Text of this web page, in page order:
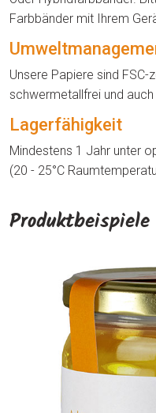
Farbbänder mit Ihrem
Unsere Papiere sind
schwermetallfrei und
Lagerfähigkeit
Mindestens 1 Jahr unter
(20 - 25°C
Produktbeispiele